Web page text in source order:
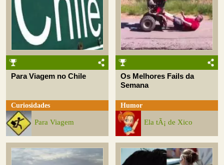
Para Viagem no Chile
Curiosidades
Para Viagem
Os Melhores Fails da
Semana
Humor
Ela tÃ¡ de Xico